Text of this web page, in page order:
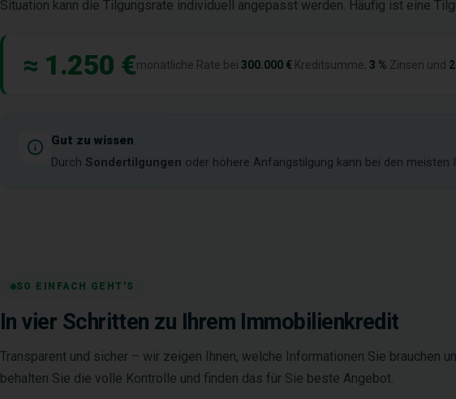
Situation kann die Tilgungsrate individuell angepasst werden. Häufig ist eine
≈ 1.250 €monatliche Rate bei 300.000 €Kreditsumme, 3 % Zinsen und
Gut zu wissen
Durch Sondertilgungen oder höhere Anfangstilgung kann bei den
SO EINFACH GEHT'S
In vier Schritten zu Ihrem Immobilienkredit
Transparent und sicher – wir zeigen Ihnen, welche Informationen Sie brauchen
behalten Sie die volle Kontrolle und finden das für Sie beste Angebot.